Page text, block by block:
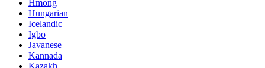
Hmong
Hungarian
Icelandic
Igbo
Javanese
Kannada